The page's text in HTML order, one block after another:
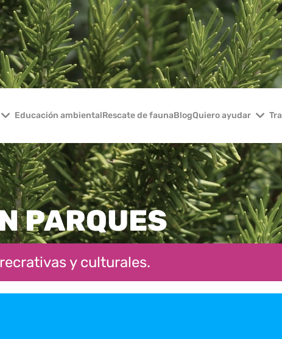
Educación ambientalRescate de faunaBlogQuiero ayudar
PARQUES
y culturales.